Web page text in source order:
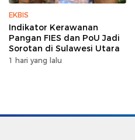
EKBIS
Indikator Kerawanan
Pangan FIES dan PoU Jadi
Sorotan di Sulawesi Utara
1 hari yang lalu